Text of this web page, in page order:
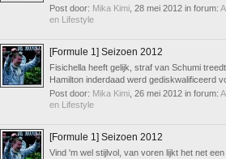
Post door: Mika Kimi 28 mei 2012 in forum:
en Lifestyle
[Formule 1] Seizoen 2012
Fisichella heeft gelijk, straf van Schumi
Hamilton inderdaad werd gediskwalificeerd
Post door: Mika Kimi 26 mei 2012 in forum:
en Lifestyle
[Formule 1] Seizoen 2012
Vind 'm wel stijlvol, van voren lijkt het net